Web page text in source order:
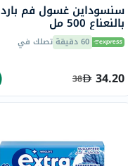
سنسوداين غسول فم بارد
بالنعناع 500 مل
60 دقيقة تصلك في
34.20
38